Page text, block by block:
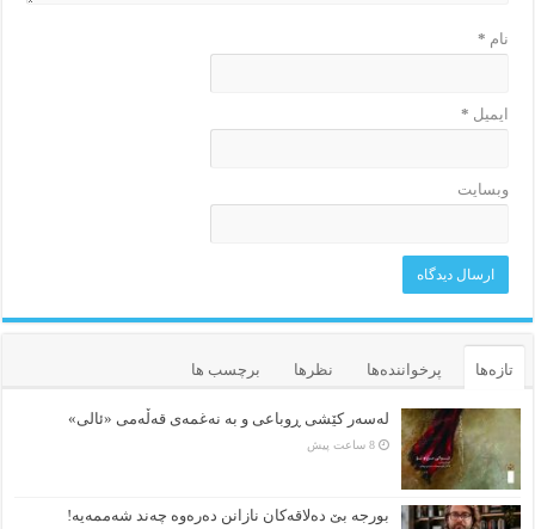
نام *
ایمیل *
وبسایت
تازه‌ها پرخواننده‌ها نظرها برچسب ها
لەسەر کێشی ڕوباعی و به نەغمەی قەڵەمی «ئالی»
8 ساعت پیش
بورجە بێ دەلاقەکان نازانن دەرەوە چەند شەممەیە!